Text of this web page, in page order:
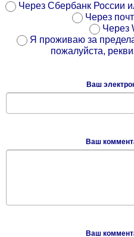
Через Сбербанк России
Через
Через
Я проживаю за
пожалуйста,
Ваш
Ваш
Ваш